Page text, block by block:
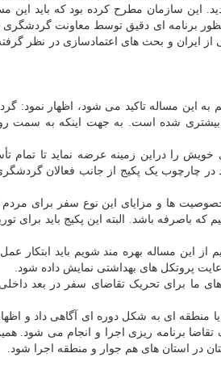
این سازمان مطرح کرده بود که باید این
برنامه ای دقیق توسط معاونت گردشگری
از ایران و بحث های اعتمادسازی در نظر
به این مساله تاکید می شود، اظهار نمود:
شده است. به جهت اینکه به سمت
را دراین زمینه عرضه نماید تا تمام
در چارچوب یک پکیج از جانب فعالان
ها و مزایای این نوع سفر برای مردم
باصرفه باشد. البته این پکیج باید برای
این مساله بهره مند شویم باید ابتکار
پروتکل های بهداشتی نمایش داده شود.
ما برای تحریک تقاضای سفر در بعد
۳۱ استان در استان های هم جوار یا منطقه ای به شکل دوره ای آگاهی داد و
برنامه ریزی اجرا و انجام می شود.